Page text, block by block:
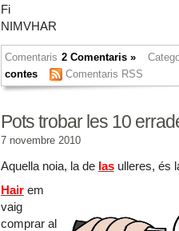
Fi
NIMVHAR
Comentaris 2 Comentaris »
contes
Comentaris RSS
Pots trobar les 10
7 novembre 2010
Aquella noia, la de lasulleres, és
Hairem
vaig
comprar al